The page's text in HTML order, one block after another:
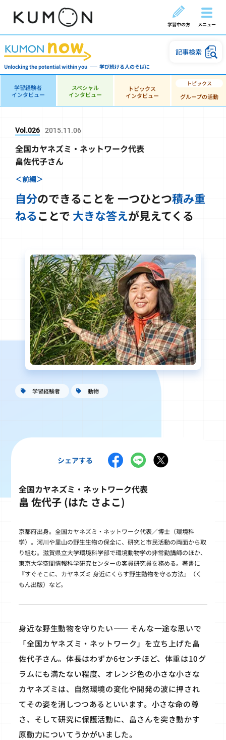
学習中の方 メニュー
Unlocking the potential within you 学び続ける人のそばに
記事検索
学習経験者
インタビュー
スペシャル
インタビュー
トピックス
インタビュー
グループの活動
Vol.026 2015.11.06
全国カヤネズミ・ネットワーク代表
畠佐代子さん
＜前編＞
自分のできることを 一つひとつ積み重
ねることで 大きな答えが見えてくる
学習経験者 動物
シェアする
全国カヤネズミ・ネットワーク代表
畠 佐代子 (はた さよこ)
京都府出身。全国カヤネズミ・ネットワーク代表／博士（環境科
学）。河川や里山の野生生物の保全に、研究と市民活動の両面から取
り組む。滋賀県立大学環境科学部で環境動物学の非常勤講師のほか、
東京大学空間情報科学研究センターの客員研究員を務める。著書に
『すぐそこに、カヤネズミ 身近にくらす野生動物を守る方法』（く
もん出版）など。
身近な野生動物を守りたい―― そんな一途な思いで
「全国カヤネズミ・ネットワーク」を立ち上げた畠
佐代子さん。体長はわずか6センチほど、体重は10グ
ラムにも満たない程度、オレンジ色の小さな小さな
カヤネズミは、自然環境の変化や開発の波に押され
てその姿を消しつつあるといいます。小さな命の尊
さ、そして研究に保護活動に、畠さんを突き動かす
原動力についてうかがいました。